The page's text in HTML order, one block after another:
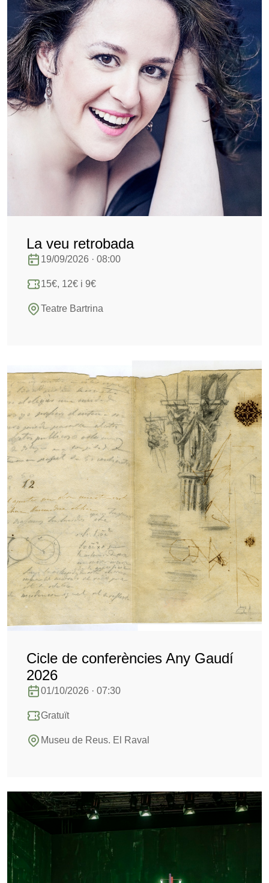
La veu retrobada
19/09/2026 · 08:00
15€, 12€ i 9€
Teatre Bartrina
Cicle de conferències Any Gaudí
2026
01/10/2026 · 07:30
Gratuït
Museu de Reus. El Raval